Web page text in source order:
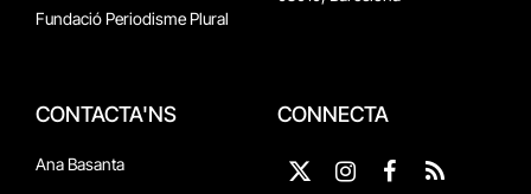
Fundació Periodisme Plural
CONTACTA'NS
Ana Basanta
CONNECTA
X
InstagramFacebook
RSS